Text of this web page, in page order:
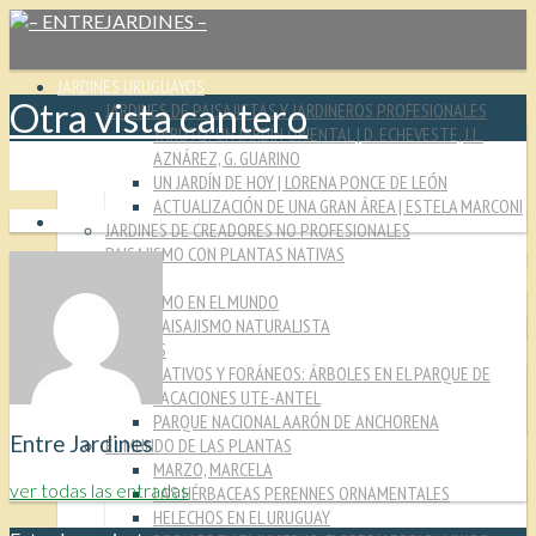
JARDINES URUGUAYOS
JARDINES DE PAISAJISTAS Y JARDINEROS PROFESIONALES
YARUTO: UN JARDÍN ORIENTAL | D. ECHEVESTE, J.L.
AZNÁREZ, G. GUARINO
UN JARDÍN DE HOY | LORENA PONCE DE LEÓN
ACTUALIZACIÓN DE UNA GRAN ÁREA | ESTELA MARCONI
JARDINES DE CREADORES NO PROFESIONALES
PAISAJISMO CON PLANTAS NATIVAS
PAISAJISMO EN EL MUNDO
PAISAJISMO NATURALISTA
MIRADAS
NATIVOS Y FORÁNEOS: ÁRBOLES EN EL PARQUE DE
VACACIONES UTE-ANTEL
PARQUE NACIONAL AARÓN DE ANCHORENA
EL MUNDO DE LAS PLANTAS
MARZO, MARCELA
LAS HÉRBACEAS PERENNES ORNAMENTALES
HELECHOS EN EL URUGUAY
Otra vista cantero
Entre Jardines
ver todas las entradas